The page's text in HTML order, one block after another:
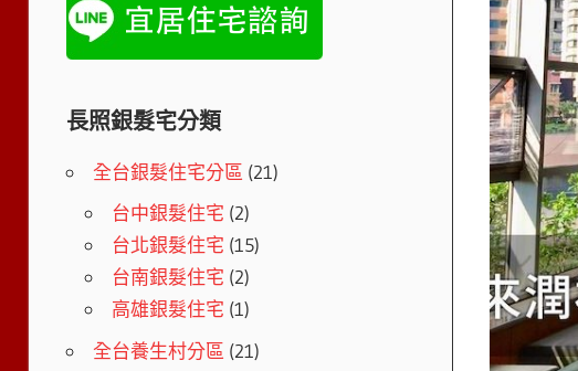
長照銀髮宅分類
全台銀髮住宅分區 (21)
台中銀髮住宅 (2)
台北銀髮住宅 (15)
台南銀髮住宅 (2)
高雄銀髮住宅 (1)
全台養生村分區 (21)